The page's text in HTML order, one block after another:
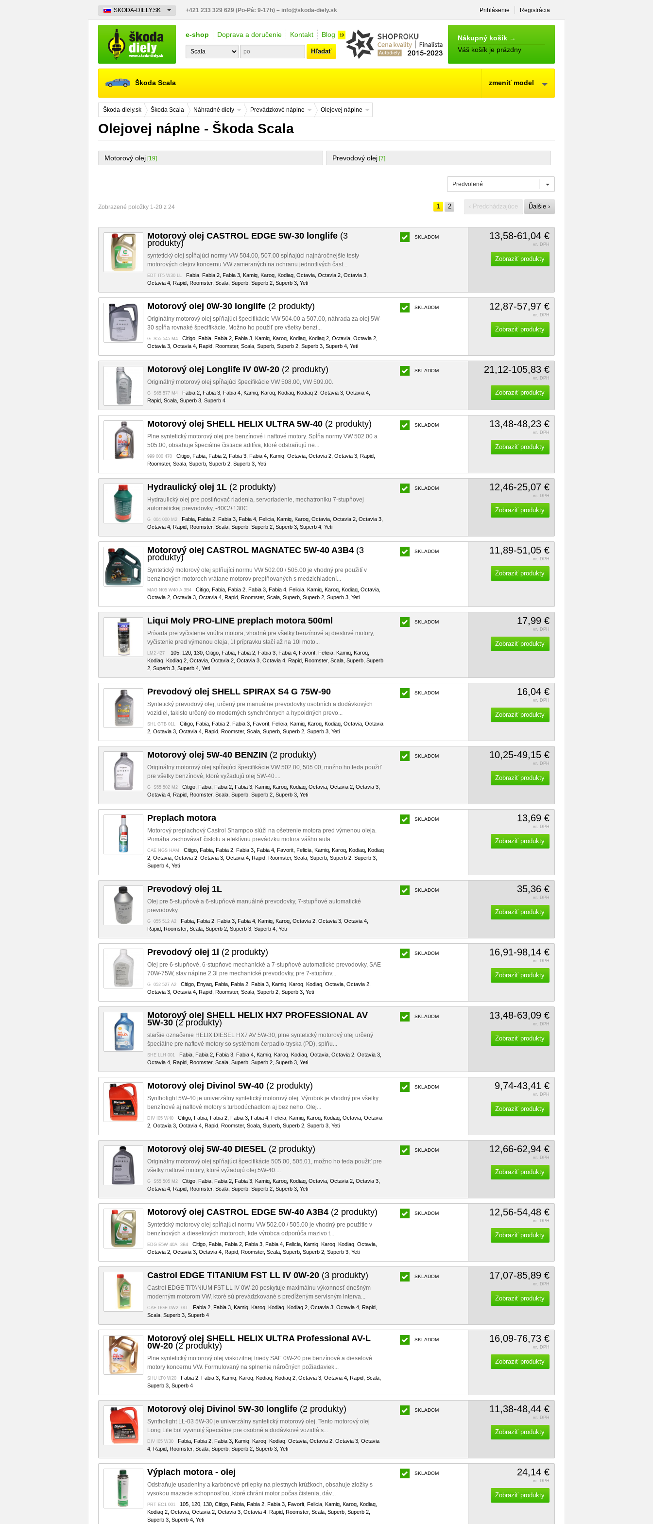
e-shop Doprava a doručenie Kontakt Blog 19
Hľadať
NÁKUPNÝ
KOŠÍK
Nákupný košík →
Váš košík je prázdny
Škoda Scala zmeniť model
Škoda-diely.sk Škoda Scala Náhradné diely Prevádzkové náplne Olejovej náplne
Olejovej náplne - Škoda Scala
Motorový olej [19] Prevodový olej [7]
‹ Predchádzajúce Ďalšie ›
Zobrazené položky 1-20 z 24 1 2
Motorový olej CASTROL EDGE 5W-30 longlife (3
produkty)
syntetický olej spĺňajúci normy VW 504.00, 507.00 spĺňajúci najnáročnejšie testy
motorových olejov koncernu VW zameraných na ochranu jednotlivých čast...
EDT IT5 W30 LL
Fabia, Fabia 2, Fabia 3, Kamiq, Karoq, Kodiaq, Octavia, Octavia 2, Octavia 3,
Octavia 4, Rapid, Roomster, Scala, Superb, Superb 2, Superb 3, Yeti
SKLADOM 13,58-61,04 €
vr. DPH
Zobraziť produkty
Motorový olej 0W-30 longlife (2 produkty)
Originálny motorový olej spľňajúci špecifikácie VW 504.00 a 507.00, náhrada za olej 5W-
30 spĺňa rovnaké špecifikácie. Možno ho použiť pre všetky benzí...
G S55 545 M4 Citigo, Fabia, Fabia 2, Fabia 3, Kamiq, Karoq, Kodiaq, Kodiaq 2, Octavia, Octavia 2,
Octavia 3, Octavia 4, Rapid, Roomster, Scala, Superb, Superb 2, Superb 3, Superb 4, Yeti
SKLADOM 12,87-57,97 €
vr. DPH
Zobraziť produkty
Motorový olej Longlife IV 0W-20 (2 produkty)
Originálný motorový olej spĺňajúci špecifikácie VW 508.00, VW 509.00.
G S65 577 M4
Fabia 2, Fabia 3, Fabia 4, Kamiq, Karoq, Kodiaq, Kodiaq 2, Octavia 3, Octavia 4,
Rapid, Scala, Superb 3, Superb 4
SKLADOM 21,12-105,83 €
vr. DPH
Zobraziť produkty
Motorový olej SHELL HELIX ULTRA 5W-40 (2 produkty)
Plne syntetický motorový olej pre benzínové i naftové motory. Spĺňa normy VW 502.00 a
505.00, obsahuje špeciálne čistiace aditíva, ktoré odstraňujú ne...
999 000 470 Citigo, Fabia, Fabia 2, Fabia 3, Fabia 4, Kamiq, Octavia, Octavia 2, Octavia 3, Rapid,
Roomster, Scala, Superb, Superb 2, Superb 3, Yeti
SKLADOM 13,48-48,23 €
vr. DPH
Zobraziť produkty
Hydraulický olej 1L (2 produkty)
Hydraulický olej pre posilňovač riadenia, servoriadenie, mechatroniku 7-stupňovej
automatickej prevodovky, -40C/+130C.
G 004 000 M2
Fabia, Fabia 2, Fabia 3, Fabia 4, Felicia, Kamiq, Karoq, Octavia, Octavia 2, Octavia 3,
Octavia 4, Rapid, Roomster, Scala, Superb, Superb 2, Superb 3, Superb 4, Yeti
SKLADOM 12,46-25,07 €
vr. DPH
Zobraziť produkty
Motorový olej CASTROL MAGNATEC 5W-40 A3B4 (3
produkty)
Syntetický motorový olej splňující normu VW 502.00 / 505.00 je vhodný pre použití v
benzínových motoroch vrátane motorov preplňovaných s medzichladení...
MAG N05 W40 A 3B4 Citigo, Fabia, Fabia 2, Fabia 3, Fabia 4, Felicia, Kamiq, Karoq, Kodiaq, Octavia,
Octavia 2, Octavia 3, Octavia 4, Rapid, Roomster, Scala, Superb, Superb 2, Superb 3, Yeti
SKLADOM 11,89-51,05 €
vr. DPH
Zobraziť produkty
Liqui Moly PRO-LINE preplach motora 500ml
Prísada pre vyčistenie vnútra motora, vhodné pre všetky benzínové aj dieslové motory,
vyčistenie pred výmenou oleja, 1l prípravku stačí až na 10l moto...
LM2 427 105, 120, 130, Citigo, Fabia, Fabia 2, Fabia 3, Fabia 4, Favorit, Felicia, Kamiq, Karoq,
Kodiaq, Kodiaq 2, Octavia, Octavia 2, Octavia 3, Octavia 4, Rapid, Roomster, Scala, Superb, Superb
2, Superb 3, Superb 4, Yeti
SKLADOM 17,99 €
vr. DPH
Zobraziť produkty
Prevodový olej SHELL SPIRAX S4 G 75W-90
Syntetický prevodový olej, určený pre manuálne prevodovky osobních a dodávkových
vozidiel, takisto určený do moderných synchrónnych a hypoidných prevo...
SHL GTB 01L Citigo, Fabia, Fabia 2, Fabia 3, Favorit, Felicia, Kamiq, Karoq, Kodiaq, Octavia, Octavia
2, Octavia 3, Octavia 4, Rapid, Roomster, Scala, Superb, Superb 2, Superb 3, Yeti
SKLADOM 16,04 €
vr. DPH
Zobraziť produkty
Motorový olej 5W-40 BENZIN (2 produkty)
Originálny motorový olej spĺňajúci špecifikácie VW 502.00, 505.00, možno ho teda použiť
pre všetky benzínové, ktoré vyžadujú olej 5W-40....
G S55 502 M2 Citigo, Fabia, Fabia 2, Fabia 3, Kamiq, Karoq, Kodiaq, Octavia, Octavia 2, Octavia 3,
Octavia 4, Rapid, Roomster, Scala, Superb, Superb 2, Superb 3, Yeti
SKLADOM 10,25-49,15 €
vr. DPH
Zobraziť produkty
Preplach motora
Motorový preplachový Castrol Shampoo slúži na ošetrenie motora pred výmenou oleja.
Pomáha zachovávať čistotu a efektívnu prevádzku motora vášho auta. ...
CAE NGS HAM Citigo, Fabia, Fabia 2, Fabia 3, Fabia 4, Favorit, Felicia, Kamiq, Karoq, Kodiaq, Kodiaq
2, Octavia, Octavia 2, Octavia 3, Octavia 4, Rapid, Roomster, Scala, Superb, Superb 2, Superb 3,
Superb 4, Yeti
SKLADOM 13,69 €
vr. DPH
Zobraziť produkty
Prevodový olej 1L
Olej pre 5-stupňové a 6-stupňové manuálné prevodovky, 7-stupňové automatické
prevodovky.
G 055 512 A2
Fabia, Fabia 2, Fabia 3, Fabia 4, Kamiq, Karoq, Octavia 2, Octavia 3, Octavia 4,
Rapid, Roomster, Scala, Superb 2, Superb 3, Superb 4, Yeti
SKLADOM 35,36 €
vr. DPH
Zobraziť produkty
Prevodový olej 1l (2 produkty)
Olej pre 6-stupňové, 6-stupňové mechanické a 7-stupňové automatické prevodovky, SAE
70W-75W, stav náplne 2.3l pre mechanické prevodovky, pre 7-stupňov...
G 052 527 A2 Citigo, Enyaq, Fabia, Fabia 2, Fabia 3, Kamiq, Karoq, Kodiaq, Octavia, Octavia 2,
Octavia 3, Octavia 4, Rapid, Roomster, Scala, Superb 2, Superb 3, Yeti
SKLADOM 16,91-98,14 €
vr. DPH
Zobraziť produkty
Motorový olej SHELL HELIX HX7 PROFESSIONAL AV
5W-30 (2 produkty)
staršie označenie HELIX DIESEL HX7 AV 5W-30, plne syntetický motorový olej určený
špeciálne pre naftové motory so systémom čerpadlo-tryska (PD), splňu...
SHE LLH 001
Fabia, Fabia 2, Fabia 3, Fabia 4, Kamiq, Karoq, Kodiaq, Octavia, Octavia 2, Octavia 3,
Octavia 4, Rapid, Roomster, Scala, Superb, Superb 2, Superb 3, Yeti
SKLADOM 13,48-63,09 €
vr. DPH
Zobraziť produkty
Motorový olej Divinol 5W-40 (2 produkty)
Syntholight 5W-40 je univerzálny syntetický motorový olej. Výrobok je vhodný pre všetky
benzínové aj naftové motory s turbodúchadlom aj bez neho. Olej...
DIV I05 W40 Citigo, Fabia, Fabia 2, Fabia 3, Fabia 4, Felicia, Kamiq, Karoq, Kodiaq, Octavia, Octavia
2, Octavia 3, Octavia 4, Rapid, Roomster, Scala, Superb, Superb 2, Superb 3, Yeti
SKLADOM 9,74-43,41 €
vr. DPH
Zobraziť produkty
Motorový olej 5W-40 DIESEL (2 produkty)
Originálny motorový olej spľňajúci špecifikácie 505.00, 505.01, možno ho teda použiť pre
všetky naftové motory, ktoré vyžadujú olej 5W-40....
G S55 505 M2 Citigo, Fabia, Fabia 2, Fabia 3, Kamiq, Karoq, Kodiaq, Octavia, Octavia 2, Octavia 3,
Octavia 4, Rapid, Roomster, Scala, Superb, Superb 2, Superb 3, Yeti
SKLADOM 12,66-62,94 €
vr. DPH
Zobraziť produkty
Motorový olej CASTROL EDGE 5W-40 A3B4 (2 produkty)
Syntetický motorový olej spĺňajúci normu VW 502.00 / 505.00 je vhodný pre použitie v
benzínových a dieselových motoroch, kde výrobca odporúča mazivo t...
EDG E5W 40A 3B4 Citigo, Fabia, Fabia 2, Fabia 3, Fabia 4, Felicia, Kamiq, Karoq, Kodiaq, Octavia,
Octavia 2, Octavia 3, Octavia 4, Rapid, Roomster, Scala, Superb, Superb 2, Superb 3, Yeti
SKLADOM 12,56-54,48 €
vr. DPH
Zobraziť produkty
Castrol EDGE TITANIUM FST LL IV 0W-20 (3 produkty)
Castrol EDGE TITANIUM FST LL IV 0W-20 poskytuje maximálnu výkonnosť dnešným
moderným motorom VW, ktoré sú prevádzkované s predĺženým servisným interva...
CAE DGE 0W2 0LL
Fabia 2, Fabia 3, Kamiq, Karoq, Kodiaq, Kodiaq 2, Octavia 3, Octavia 4, Rapid,
Scala, Superb 3, Superb 4
SKLADOM 17,07-85,89 €
vr. DPH
Zobraziť produkty
Motorový olej SHELL HELIX ULTRA Professional AV-L
0W-20 (2 produkty)
Plne syntetický motorový olej viskozitnej triedy SAE 0W-20 pre benzínové a dieselové
motory koncernu VW. Formulovaný na splnenie náročných požiadaviek...
SHU LT0 W20
Fabia 2, Fabia 3, Kamiq, Karoq, Kodiaq, Kodiaq 2, Octavia 3, Octavia 4, Rapid, Scala,
Superb 3, Superb 4
SKLADOM 16,09-76,73 €
vr. DPH
Zobraziť produkty
Motorový olej Divinol 5W-30 longlife (2 produkty)
Syntholight LL-03 5W-30 je univerzálny syntetický motorový olej. Tento motorový olej
Long Life bol vyvinutý špeciálne pre osobné a dodávkové vozidlá s...
DIV I05 W30
Fabia, Fabia 2, Fabia 3, Kamiq, Karoq, Kodiaq, Octavia, Octavia 2, Octavia 3, Octavia
4, Rapid, Roomster, Scala, Superb, Superb 2, Superb 3, Yeti
SKLADOM 11,38-48,44 €
vr. DPH
Zobraziť produkty
Výplach motora - olej
Odstraňuje usadeniny a karbónové prílepky na piestnych krúžkoch, obsahuje zložky s
vysokou mazacie schopnosťou, ktoré chráni motor počas čistenia, dáv...
PRT EC1 001 105, 120, 130, Citigo, Fabia, Fabia 2, Fabia 3, Favorit, Felicia, Kamiq, Karoq, Kodiaq,
Kodiaq 2, Octavia, Octavia 2, Octavia 3, Octavia 4, Rapid, Roomster, Scala, Superb, Superb 2,
Superb 3, Superb 4, Yeti
SKLADOM 24,14 €
vr. DPH
Zobraziť produkty
Predvolené
Prihlásenie Registrácia
SKODA-DIELY.SK +421 233 329 629 (Po-Pá: 9-17h) – info@skoda-diely.sk